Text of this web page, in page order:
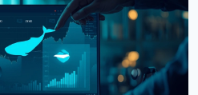
спот у 7,82 раза на